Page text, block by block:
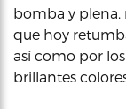
bomba y plena,
que hoy
así como por
brillantes